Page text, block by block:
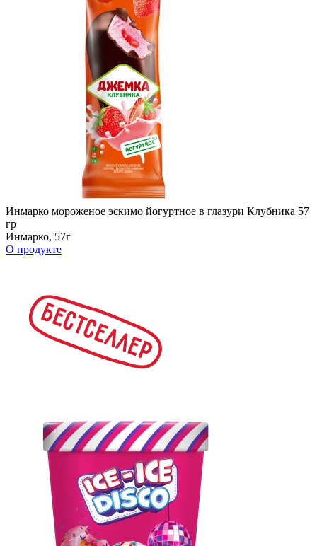
Инмарко мороженое эскимо йогуртное в глазури Клубника 57
гр
Инмарко, 57г
О продукте